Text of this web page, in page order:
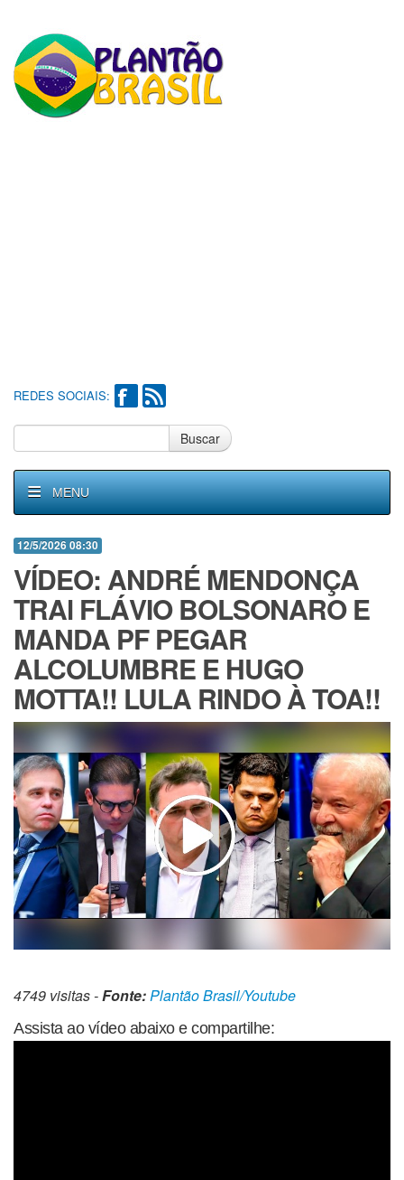
REDES SOCIAIS:
Buscar
MENU
12/5/2026 08:30
VÍDEO: ANDRÉ MENDONÇA
TRAl FLÁVIO BOLSONARO E
MANDA PF PEGAR
ALCOLUMBRE E HUGO
MOTTA!! LULA RINDO À TOA!!
4749 visitas -Fonte:Plantão Brasil/Youtube
Assista ao vídeo abaixo e compartilhe: